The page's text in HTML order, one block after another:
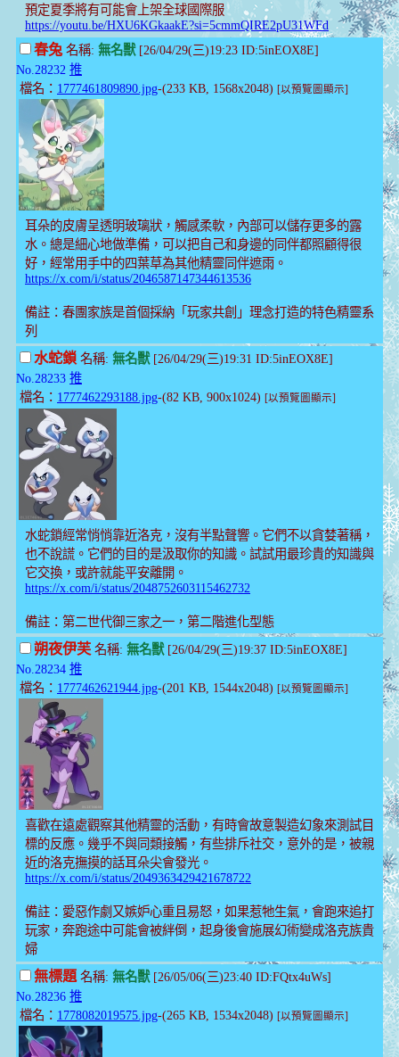
預定夏季將有可能會上架全球國際服
https://youtu.be/HXU6KGkaakE?si=5cmmQIRE2pU31WFd
春兔名稱: 無名獸[26/04/29(三)19:23 ID:5inEOX8E]
No.28232 推
檔名： 1777461809890.jpg-(233 KB, 1568x2048) [以預覽圖顯示]
耳朵的皮膚呈透明玻璃狀，觸感柔軟，內部可以儲存更多的露
水。總是細心地做準備，可以把自己和身邊的同伴都照顧得很
好，經常用手中的四葉草為其他精靈同伴遮雨。
https://x.com/i/status/2046587147344613536
備註：春團家族是首個採納「玩家共創」理念打造的特色精靈系
列
水蛇鎖 名稱: 無名獸[26/04/29(三)19:31 ID:5inEOX8E]
No.28233 推
檔名： 1777462293188.jpg-(82 KB, 900x1024) [以預覽圖顯示]
水蛇鎖經常悄悄靠近洛克，沒有半點聲響。它們不以貪婪著稱，
也不說謊。它們的目的是汲取你的知識。試試用最珍貴的知識與
它交換，或許就能平安離開。
https://x.com/i/status/2048752603115462732
備註：第二世代御三家之一，第二階進化型態
朔夜伊芙 名稱: 無名獸[26/04/29(三)19:37 ID:5inEOX8E]
No.28234 推
檔名： 1777462621944.jpg-(201 KB, 1544x2048) [以預覽圖顯示]
喜歡在遠處觀察其他精靈的活動，有時會故意製造幻象來測試目
標的反應。幾乎不與同類接觸，有些排斥社交，意外的是，被親
近的洛克撫摸的話耳朵尖會發光。
https://x.com/i/status/2049363429421678722
備註：愛惡作劇又嫉妒心重且易怒，如果惹牠生氣，會跑來追打
玩家，奔跑途中可能會被絆倒，起身後會施展幻術變成洛克族貴
婦
無標題名稱: 無名獸[26/05/06(三)23:40 ID:FQtx4uWs]
No.28236 推
檔名： 1778082019575.jpg-(265 KB, 1534x2048) [以預覽圖顯示]